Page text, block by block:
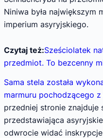
Niniwa była największym
imperium asyryjskiego.
Czytaj też:Sześciolatek
przedmiot. To bezcenny
Sama stela została
marmuru pochodzącego
przedniej stronie znajduje
przedstawiająca
odwrocie widać